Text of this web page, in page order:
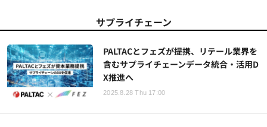
サプライチェーン
PALTACとフェズが提携、リテール業界を
含むサプライチェーンデータ統合・活用D
X推進へ
2025.8.28 Thu 17:00